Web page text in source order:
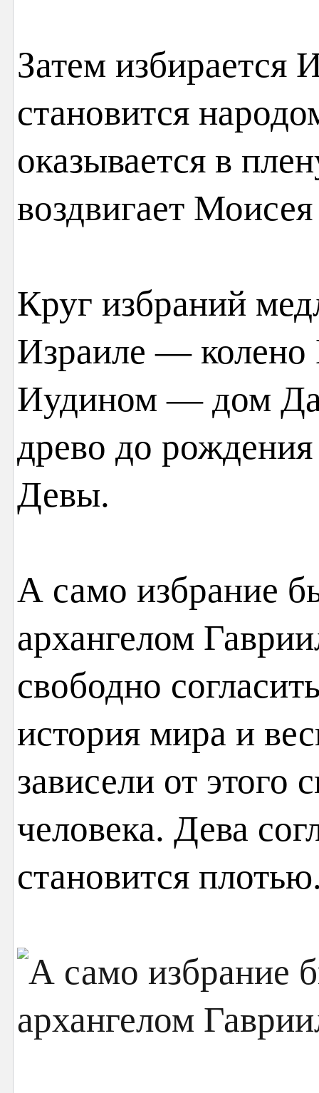
Затем избирается
становится
оказывается в
воздвигает
Круг избраний
Израиле — колено
Иудином — дом
древо до
Девы.
А само избрание
архангелом
свободно
история мира и
зависели от этого
человека. Дева
становится